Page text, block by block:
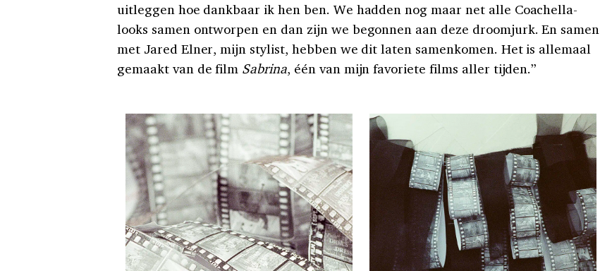
uitleggen hoe dankbaar ik hen ben. We hadden nog maar net alle Coachella-
looks samen ontworpen en dan zijn we begonnen aan deze droomjurk. En samen
met Jared Elner, mijn stylist, hebben we dit laten samenkomen. Het is allemaal
gemaakt van de film Sabrina, één van mijn favoriete films aller tijden.”